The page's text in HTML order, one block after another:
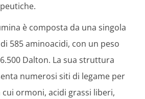
è composta da una singola
585 aminoacidi, con un peso
Dalton. La sua struttura
numerosi siti di legame per
ormoni, acidi grassi liberi,